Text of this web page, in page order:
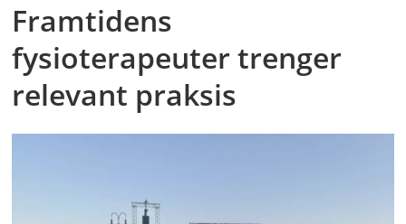
Framtidens
fysioterapeuter trenger
relevant praksis